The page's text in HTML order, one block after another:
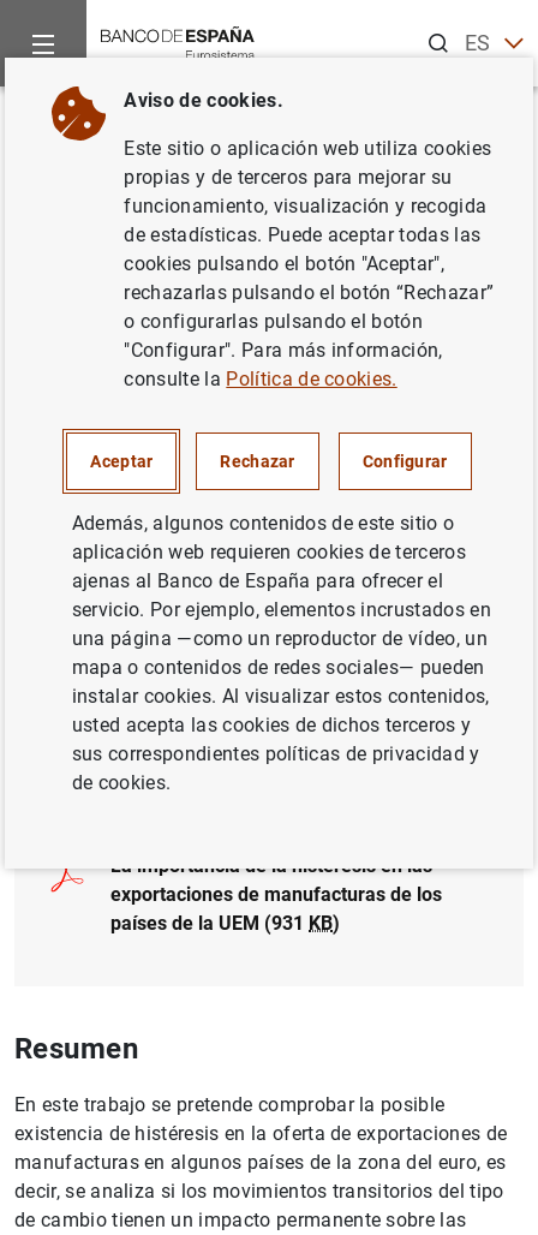
ESEN
Inicio Publicaciones
Volver
La importancia de la histéresis
en las exportaciones de
manufacturas de los países de
Serie: Documentos de Trabajo. 0410.
Autor: Ana Buisán , Juan Carlos Caballero ,
José Manuel Campa y Noelia Jiménez
TIPOS DE CAMBIO
BANCO DE ESPAÑA
Documento completo
La importancia de la histéresis en las
exportaciones de manufacturas de los
países de la UEM (931 KB)
Resumen
En este trabajo se pretende comprobar la posible
existencia de histéresis en la oferta de exportaciones de
manufacturas en algunos países de la zona del euro, es
decir, se analiza si los movimientos transitorios del tipo
de cambio tienen un impacto permanente sobre las
Aviso de cookies.
Este sitio o aplicación web utiliza cookies
propias y de terceros para mejorar su
funcionamiento, visualización y recogida
de estadísticas. Puede aceptar todas las
cookies pulsando el botón "Aceptar",
rechazarlas pulsando el botón “Rechazar”
o configurarlas pulsando el botón
"Configurar". Para más información,
consulte la Política de cookies.
Aceptar Rechazar Configurar
Además, algunos contenidos de este sitio o
aplicación web requieren cookies de terceros
ajenas al Banco de España para ofrecer el
servicio. Por ejemplo, elementos incrustados en
una página —como un reproductor de vídeo, un
mapa o contenidos de redes sociales— pueden
instalar cookies. Al visualizar estos contenidos,
usted acepta las cookies de dichos terceros y
sus correspondientes políticas de privacidad y
de cookies.